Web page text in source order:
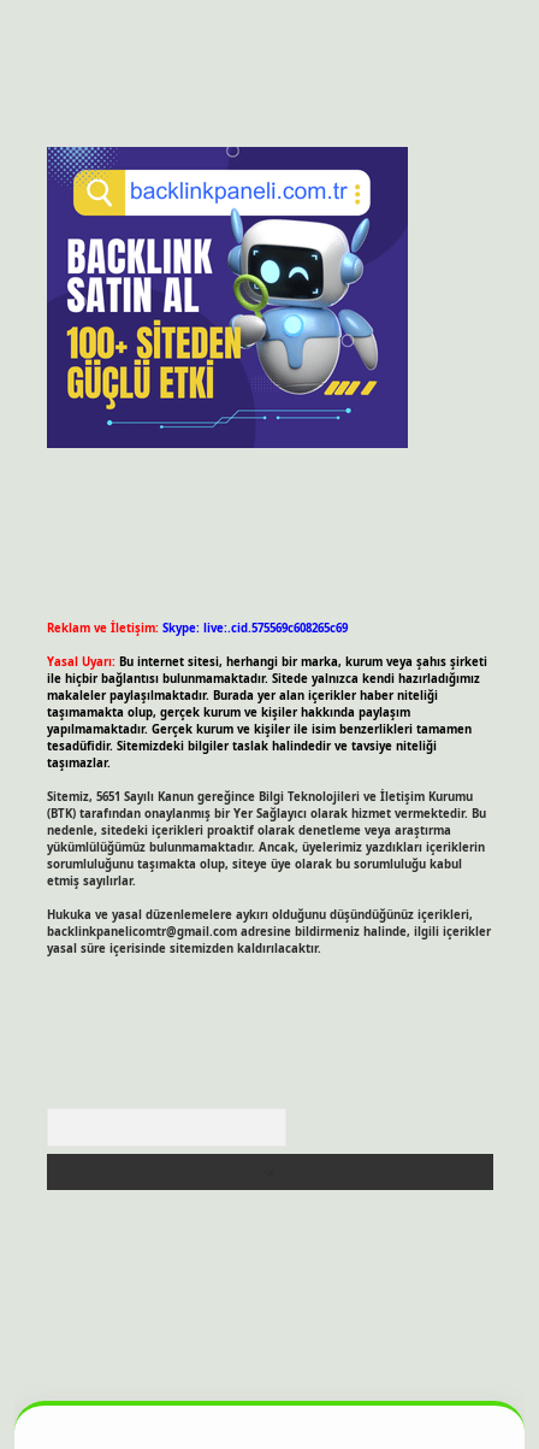
Reklam ve İletişim: Skype: live:.cid.575569c608265c69
Yasal Uyarı: Bu internet sitesi, herhangi bir marka, kurum veya şahıs şirketi
ile hiçbir bağlantısı bulunmamaktadır. Sitede yalnızca kendi hazırladığımız
makaleler paylaşılmaktadır. Burada yer alan içerikler haber niteliği
taşımamakta olup, gerçek kurum ve kişiler hakkında paylaşım
yapılmamaktadır. Gerçek kurum ve kişiler ile isim benzerlikleri tamamen
tesadüfidir. Sitemizdeki bilgiler taslak halindedir ve tavsiye niteliği
taşımazlar.
Sitemiz, 5651 Sayılı Kanun gereğince Bilgi Teknolojileri ve İletişim Kurumu
(BTK) tarafından onaylanmış bir Yer Sağlayıcı olarak hizmet vermektedir. Bu
nedenle, sitedeki içerikleri proaktif olarak denetleme veya araştırma
yükümlülüğümüz bulunmamaktadır. Ancak, üyelerimiz yazdıkları içeriklerin
sorumluluğunu taşımakta olup, siteye üye olarak bu sorumluluğu kabul
etmiş sayılırlar.
Hukuka ve yasal düzenlemelere aykırı olduğunu düşündüğünüz içerikleri,
backlinkpanelicomtr@gmail.comadresine bildirmeniz halinde, ilgili içerikler
yasal süre içerisinde sitemizden kaldırılacaktır.